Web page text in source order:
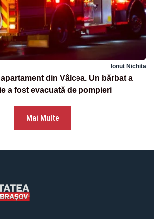
Ionuț Nichita
din Vâlcea. Un bărbat a
a fost evacuată de pompieri
Mai Multe